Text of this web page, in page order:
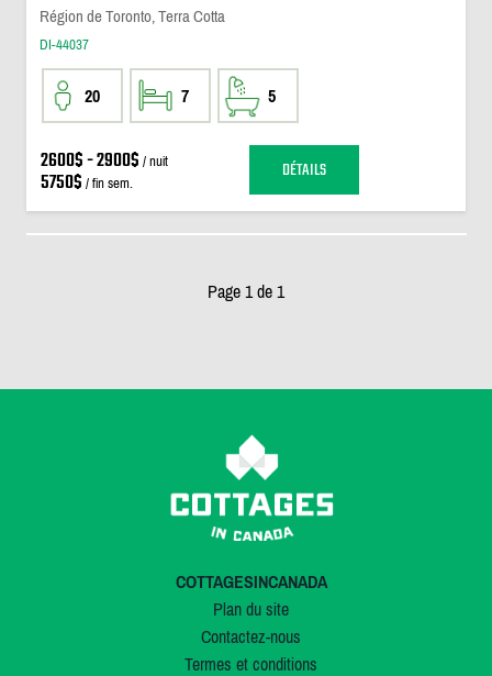
Région de Toronto, Terra Cotta
DI-44037
20 7 5
2600$ - 2900$ / nuit
5750$ / fin sem. DÉTAILS
Page 1 de 1
COTTAGESINCANADA
Plan du site
Contactez-nous
Termes et conditions